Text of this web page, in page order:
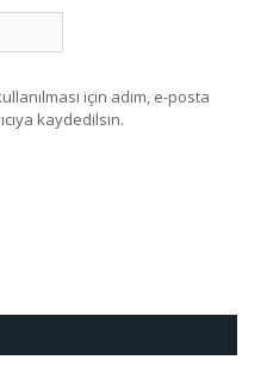
için adım, e-posta
kaydedilsin.